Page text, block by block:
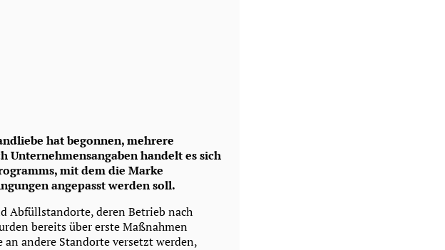
hat begonnen, mehrere
Unternehmensangaben handelt es sich
mit dem die Marke
angepasst werden soll.
Abfüllstandorte, deren Betrieb nach
bereits über erste Maßnahmen
andere Standorte versetzt werden,